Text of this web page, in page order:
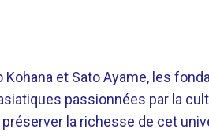
et Sato Ayame, les
passionnées par la
la richesse de cet